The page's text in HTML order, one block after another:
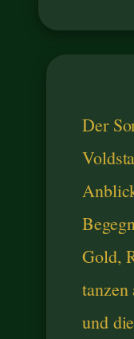
Der
Gold,
tanzen
und